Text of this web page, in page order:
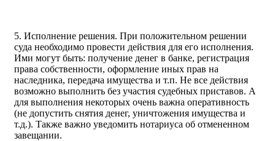
5. Исполнение решения. При положительном решении
суда необходимо провести действия для его исполнения.
Ими могут быть: получение денег в банке, регистрация
права собственности, оформление иных прав на
наследника, передача имущества и т.п. Не все действия
возможно выполнить без участия судебных приставов. А
для выполнения некоторых очень важна оперативность
(не допустить снятия денег, уничтожения имущества и
т.д.). Также важно уведомить нотариуса об отмененном
завещании.